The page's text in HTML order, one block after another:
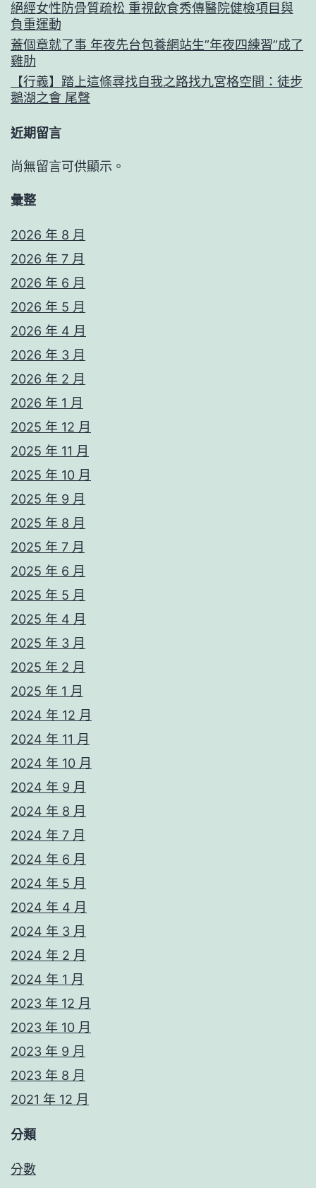
絕經女性防骨質疏松 重視飲食秀傳醫院健檢項目與
負重運動
蓋個章就了事 年夜先台包養網站生”年夜四練習”成了
雞肋
【行義】踏上這條尋找自我之路找九宮格空間：徒步
鵝湖之會 尾聲
近期留言
尚無留言可供顯示。
彙整
2026 年 8 月
2026 年 7 月
2026 年 6 月
2026 年 5 月
2026 年 4 月
2026 年 3 月
2026 年 2 月
2026 年 1 月
2025 年 12 月
2025 年 11 月
2025 年 10 月
2025 年 9 月
2025 年 8 月
2025 年 7 月
2025 年 6 月
2025 年 5 月
2025 年 4 月
2025 年 3 月
2025 年 2 月
2025 年 1 月
2024 年 12 月
2024 年 11 月
2024 年 10 月
2024 年 9 月
2024 年 8 月
2024 年 7 月
2024 年 6 月
2024 年 5 月
2024 年 4 月
2024 年 3 月
2024 年 2 月
2024 年 1 月
2023 年 12 月
2023 年 10 月
2023 年 9 月
2023 年 8 月
2021 年 12 月
分類
分數